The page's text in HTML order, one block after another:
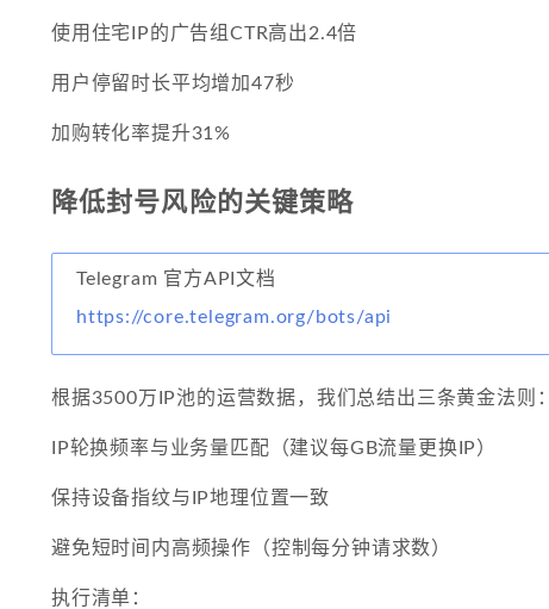
使用住宅IP的广告组CTR高出2.4倍
用户停留时长平均增加47秒
加购转化率提升31%
降低封号风险的关键策略
Telegram 官方API文档
https://core.telegram.org/bots/api
根据3500万IP池的运营数据，我们总结出三条黄金法则：
IP轮换频率与业务量匹配（建议每GB流量更换IP）
保持设备指纹与IP地理位置一致
避免短时间内高频操作（控制每分钟请求数）
执行清单：